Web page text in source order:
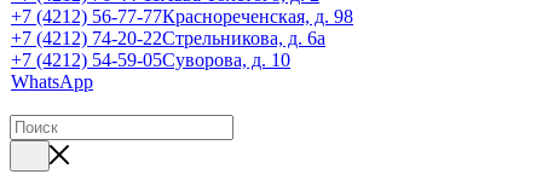
+7 (4212) 56-77-77Краснореченская, д. 98
+7 (4212) 74-20-22Стрельникова, д. 6а
+7 (4212) 54-59-05Суворова, д. 10
WhatsApp